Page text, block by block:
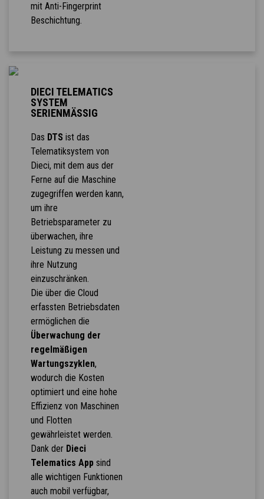
mit Anti-Fingerprint
Beschichtung.
DIECI TELEMATICS
SYSTEM
SERIENMÄSSIG
Das DTS ist das
Telematiksystem von
Dieci, mit dem aus der
Ferne auf die Maschine
zugegriffen werden kann,
um ihre
Betriebsparameter zu
überwachen, ihre
Leistung zu messen und
ihre Nutzung
einzuschränken.
Die über die Cloud
erfassten Betriebsdaten
ermöglichen die
Überwachung der
regelmäßigen
Wartungszyklen,
wodurch die Kosten
optimiert und eine hohe
Effizienz von Maschinen
und Flotten
gewährleistet werden.
Dank der Dieci
Telematics Appsind
alle wichtigen Funktionen
auch mobil verfügbar,